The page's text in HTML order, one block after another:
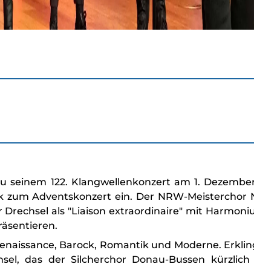
122. Klangwellenkonzert am 1.
Adventskonzert ein. Der NRW-Meisterchor
als "Liaison extraordinaire" mit
Barock, Romantik und Moderne.
das der Silcherchor Donau-Bussen